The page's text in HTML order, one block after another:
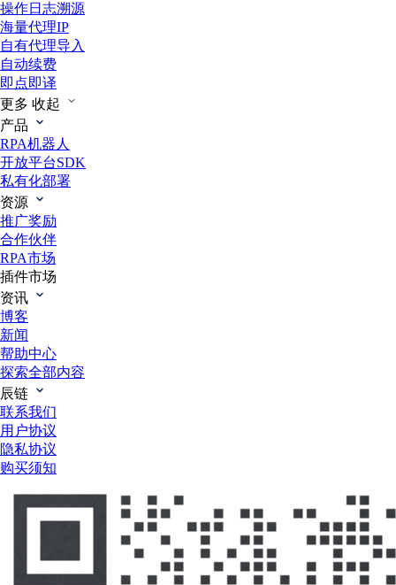
操作日志溯源
海量代理IP
自有代理导入
自动续费
即点即译
更多 收起
产品
RPA机器人
开放平台SDK
私有化部署
资源
推广奖励
合作伙伴
RPA市场
插件市场
资讯
博客
新闻
帮助中心
探索全部内容
辰链
联系我们
用户协议
隐私协议
购买须知